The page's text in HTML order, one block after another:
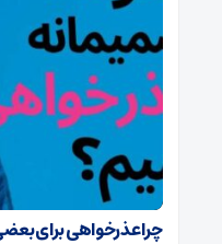
چرا عذرخواهی برای